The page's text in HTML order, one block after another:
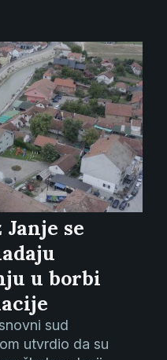
se
u borbi
sud
utvrdio da su